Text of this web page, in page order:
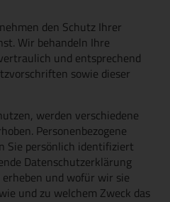
den Schutz Ihrer
Wir behandeln Ihre
und entsprechend
sowie dieser
werden verschiedene
Personenbezogene
Sie persönlich identifiziert
Datenschutzerklärung
und wofür wir sie
und zu welchem Zweck das